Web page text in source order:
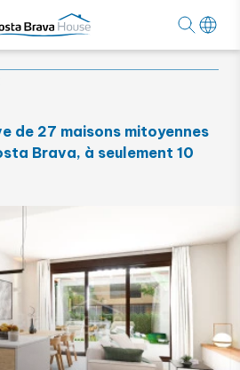
de 27 maisons mitoyennes
Brava, à seulement 10